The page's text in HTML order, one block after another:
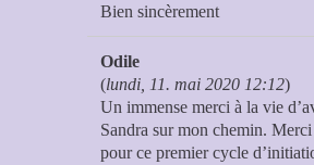
Bien sincèrement
Odile
(lundi, 11. mai 2020 12:12)
Un immense merci à la vie
Sandra sur mon chemin.
pour ce premier cycle